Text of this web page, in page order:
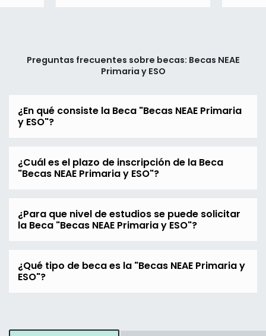
Preguntas frecuentes sobre becas: Becas NEAE
Primaria y ESO
¿En qué consiste la Beca "Becas NEAE Primaria
y ESO"?
¿Cuál es el plazo de inscripción de la Beca
"Becas NEAE Primaria y ESO"?
¿Para que nivel de estudios se puede solicitar
la Beca "Becas NEAE Primaria y ESO"?
¿Qué tipo de beca es la "Becas NEAE Primaria y
ESO"?